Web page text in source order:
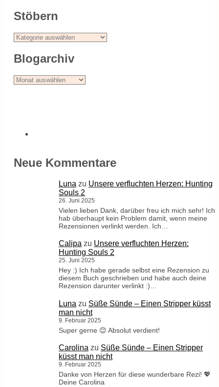
Stöbern
Stöbern
Blogarchiv
Blogarchiv
Neue Kommentare
Luna zu Unsere verfluchten Herzen: Hunting
Souls 2
26. Juni 2025
Vielen lieben Dank, darüber freu ich mich sehr! Ich
hab überhaupt kein Problem damit, wenn meine
Rezensionen verlinkt werden. Ich…
Calipa zu Unsere verfluchten Herzen:
Hunting Souls 2
25. Juni 2025
Hey :) Ich habe gerade selbst eine Rezension zu
diesem Buch geschrieben und habe auch deine
Rezension darunter verlinkt :)…
Luna zu Süße Sünde – Einen Stripper küsst
man nicht
9. Februar 2025
Super gerne 😊 Absolut verdient!
Carolina zu Süße Sünde – Einen Stripper
küsst man nicht
9. Februar 2025
Danke von Herzen für diese wunderbare Rezi! 💖
Deine Carolina